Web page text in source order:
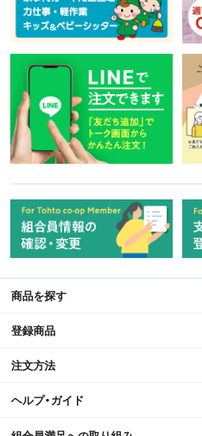
商品を探す
登録商品
注文方法
ヘルプ・ガイド